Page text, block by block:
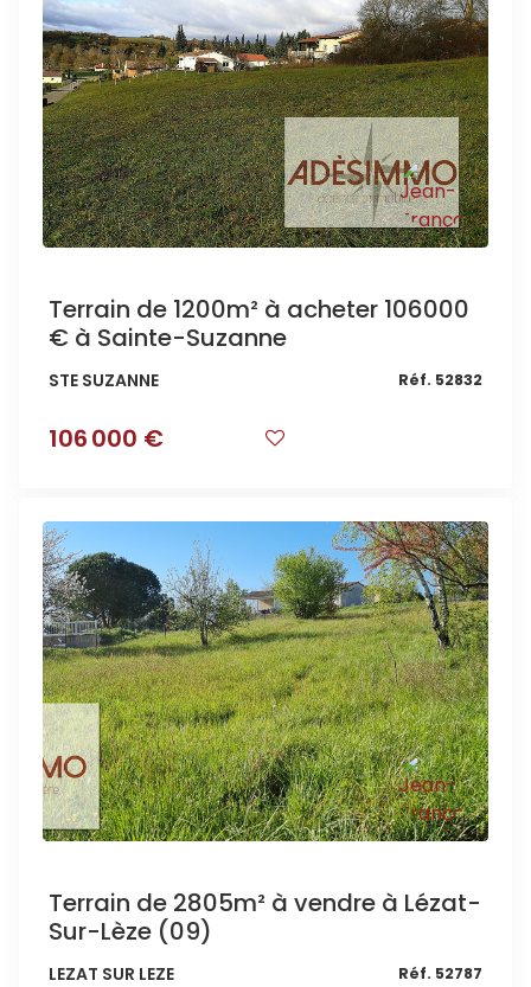
Terrain de 1200m² à acheter 106000
€ à Sainte-Suzanne
STE SUZANNE Réf. 52832
106 000 €
Terrain de 2805m² à vendre à Lézat-
Sur-Lèze (09)
LEZAT SUR LEZE Réf. 52787